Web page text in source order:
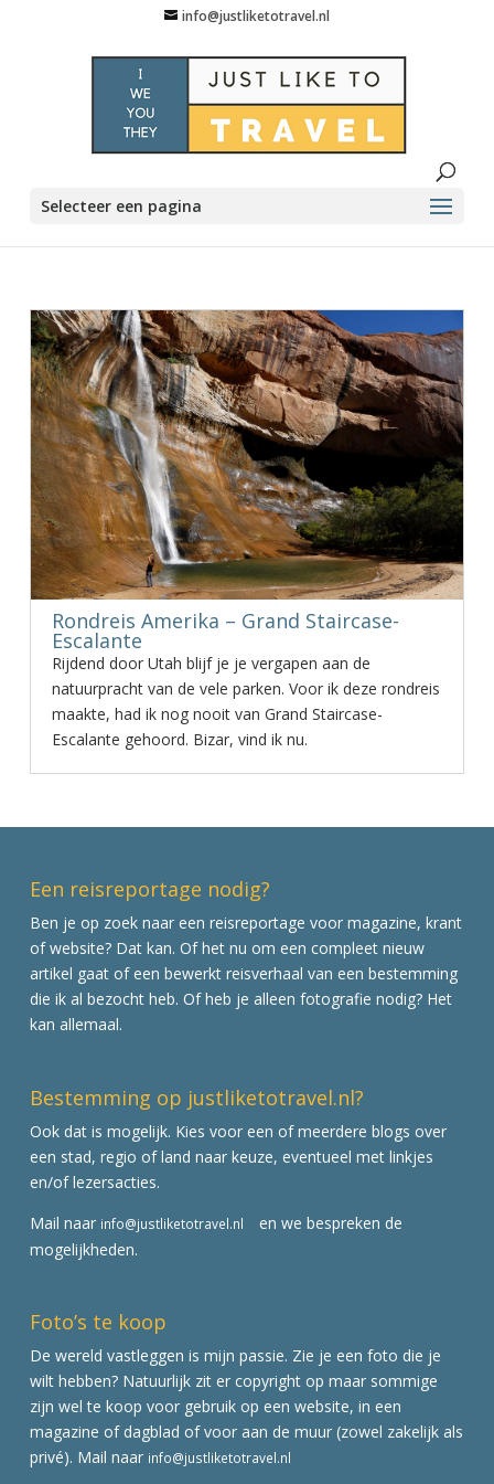
info@justliketotravel.nl
Selecteer een pagina
Rondreis Amerika – Grand Staircase-
Escalante
Rijdend door Utah blijf je je vergapen aan de
natuurpracht van de vele parken. Voor ik deze rondreis
maakte, had ik nog nooit van Grand Staircase-
Escalante gehoord. Bizar, vind ik nu.
Een reisreportage nodig?
Ben je op zoek naar een reisreportage voor magazine, krant
of website? Dat kan. Of het nu om een compleet nieuw
artikel gaat of een bewerkt reisverhaal van een bestemming
die ik al bezocht heb. Of heb je alleen fotografie nodig? Het
kan allemaal.
Bestemming op justliketotravel.nl?
Ook dat is mogelijk. Kies voor een of meerdere blogs over
een stad, regio of land naar keuze, eventueel met linkjes
en/of lezersacties.
Mail naar info@justliketotravel.nl
en we bespreken de
mogelijkheden.
Foto’s te koop
De wereld vastleggen is mijn passie. Zie je een foto die je
wilt hebben? Natuurlijk zit er copyright op maar sommige
zijn wel te koop voor gebruik op een website, in een
magazine of dagblad of voor aan de muur (zowel zakelijk als
privé). Mail naar info@justliketotravel.nl